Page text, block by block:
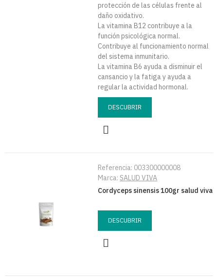
protección de las células frente al
daño oxidativo.
La vitamina B12 contribuye a la
función psicológica normal.
Contribuye al funcionamiento normal
del sistema inmunitario.
La vitamina B6 ayuda a disminuir el
cansancio y la fatiga y ayuda a
regular la actividad hormonal.
DESCUBRIR
Referencia: 003300000008
Marca: SALUD VIVA
Cordyceps sinensis 100gr salud viva
DESCUBRIR